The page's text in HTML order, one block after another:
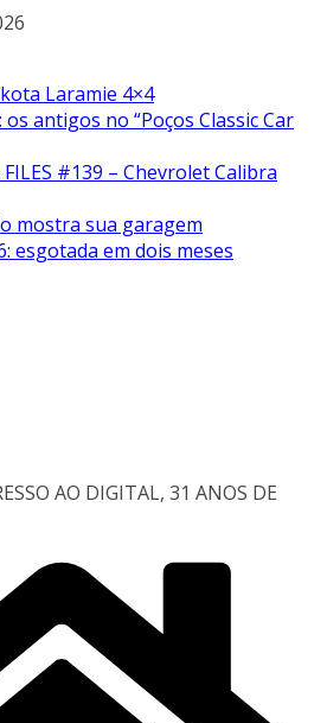
Laramie 4×4
os antigos no “Poços Classic Car
#139 – Chevrolet Calibra
mostra sua garagem
esgotada em dois meses
AO DIGITAL, 31 ANOS DE